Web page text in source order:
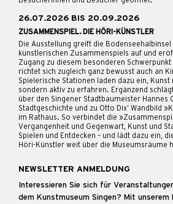
26.07.2026 BIS 20.09.2026
ZUSAMMENSPIEL. DIE HÖRI-KÜNSTLER
Die Ausstellung greift die
künstlerischen Zusammenspiels auf und
Zugang zu diesem besonderen
richtet sich zugleich ganz bewusst auch an
Spielerische Stationen laden dazu ein,
sondern aktiv zu erfahren. Ergänzend
über den Singener Stadtbaumeister Hannes
Stadtgeschichte und zu Otto Dix’ Wandbild
im Rathaus. So verbindet die
Vergangenheit und Gegenwart, Kunst und
Spielen und Entdecken – und lädt dazu ein,
Höri-Künstler weit über die Museumsräume
NEWSLETTER ANMELDUNG
Interessieren Sie sich für
dem Kunstmuseum Singen? Mit